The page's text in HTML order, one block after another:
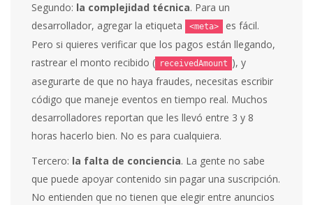
Segundo: la complejidad técnica. Para un
desarrollador, agregar la etiqueta
<meta>
es fácil.
Pero si quieres verificar que los pagos están llegando,
rastrear el monto recibido ( receivedAmount ), y
asegurarte de que no haya fraudes, necesitas escribir
código que maneje eventos en tiempo real. Muchos
desarrolladores reportan que les llevó entre 3 y 8
horas hacerlo bien. No es para cualquiera.
Tercero: la falta de conciencia. La gente no sabe
que puede apoyar contenido sin pagar una suscripción.
No entienden que no tienen que elegir entre anuncios